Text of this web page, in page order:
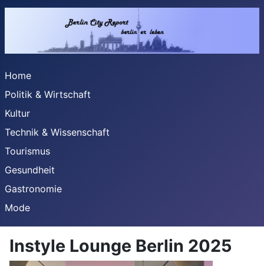
Home
Politik & Wirtschaft
Kultur
Technik & Wissenschaft
Tourismus
Gesundheit
Gastronomie
Mode
Instyle Lounge Berlin 2025